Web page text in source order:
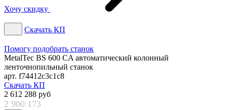
Хочу скидку
Скачать КП
Помогу подобрать станок
MetalTec BS 600 CA автоматический колонный
ленточнопильный станок
арт. f74412c3c1c8
Скачать КП
2 612 288 руб
2 900 173